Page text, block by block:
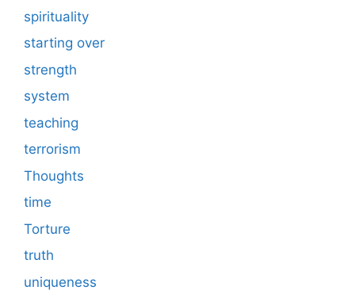
spirituality
starting over
strength
system
teaching
terrorism
Thoughts
time
Torture
truth
uniqueness